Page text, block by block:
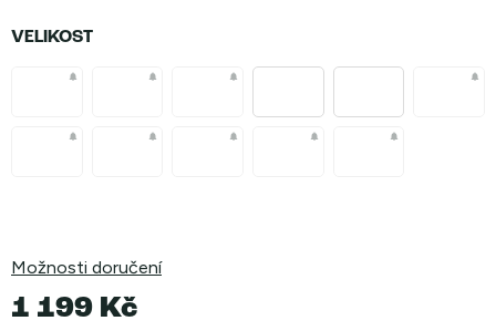
VELIKOST
Možnosti doručení
1 199 Kč